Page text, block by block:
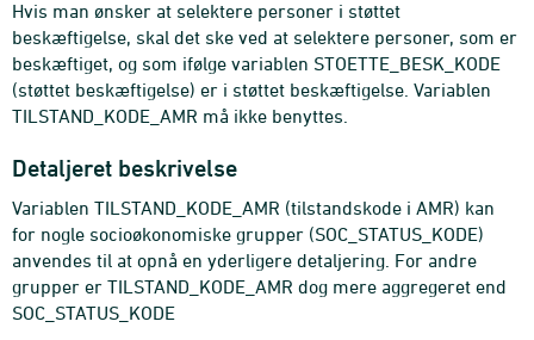
Hvis man ønsker at selektere personer i støttet
beskæftigelse, skal det ske ved at selektere personer, som er
beskæftiget, og som ifølge variablen STOETTE_BESK_KODE
(støttet beskæftigelse) er i støttet beskæftigelse. Variablen
TILSTAND_KODE_AMR må ikke benyttes.
Detaljeret beskrivelse
Variablen TILSTAND_KODE_AMR (tilstandskode i AMR) kan
for nogle socioøkonomiske grupper (SOC_STATUS_KODE)
anvendes til at opnå en yderligere detaljering. For andre
grupper er TILSTAND_KODE_AMR dog mere aggregeret end
SOC_STATUS_KODE